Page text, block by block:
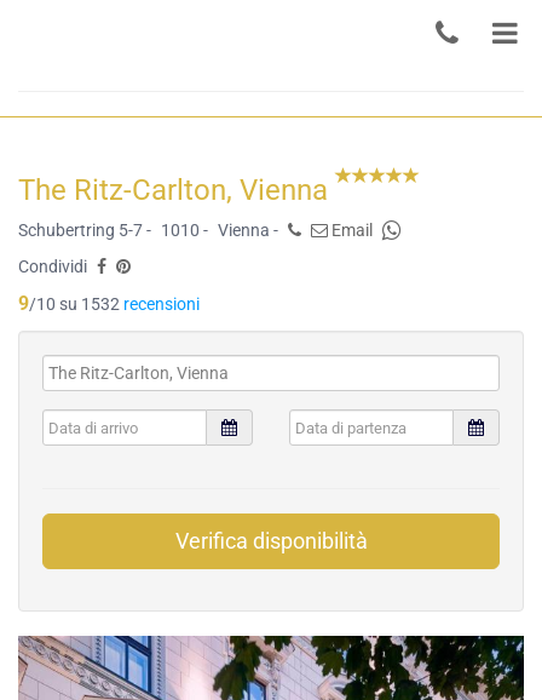
The Ritz-Carlton, Vienna
Schubertring 5-7 - 1010 - Vienna -
Email
Condividi
9/10 su 1532 recensioni
Verifica disponibilità